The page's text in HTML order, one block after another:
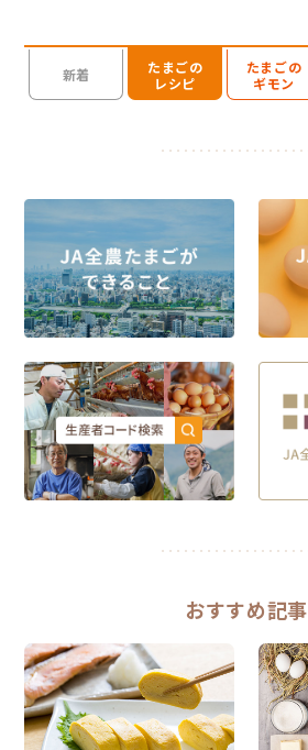
新着
たまごの
レシピ
たまごの
ギモン
検索を開く
おすすめ記事